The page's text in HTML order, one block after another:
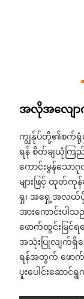
အလိုအလျေ
ကျွန်ုပ်တို့၏စက်ရုံ
ရန် စိတ်ချယုံကြ
ကောင်းမွန်သော
များဖြင့် ထုတ်ကု
ရှ၊ အရှေ့အလယ်ပိုင်
အားကောင်းပါသ
ဖောက်ထွင်းမြင်
အသုံးပြုလျက်ရှိ
ရန်အတွက် ဖောက်သ
ပူးပေါင်းဆောင်